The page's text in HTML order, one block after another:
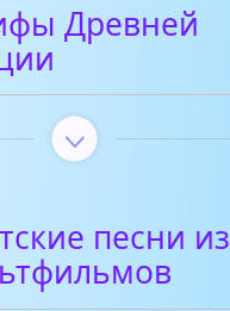
Древней
песни из